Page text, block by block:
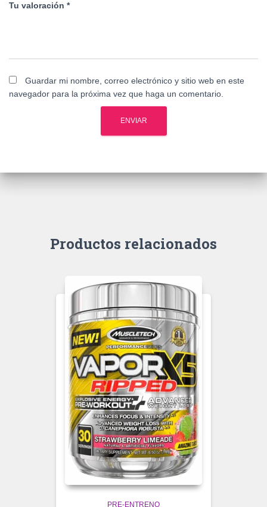
Tu valoración *
Guardar mi nombre, correo electrónico y sitio web en este
navegador para la próxima vez que haga un comentario.
Productos relacionados
PRE-ENTRENO